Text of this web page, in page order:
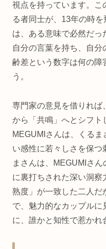
視点を持っています。こ
る者同士が、13年の時
は、ある意味で必然だっ
自分の言葉を持ち、自
齢差という数字は何の障
う。
専門家の意見を借りれば
から「共鳴」へとシフト
MEGUMIさんは、くる
い感性に若々しさを保つ
まさんは、MEGUMIさ
に裏打ちされた深い洞
熟度」が一致した二人だ
で、魅力的なカップル
に、誰かと知性で惹かれ